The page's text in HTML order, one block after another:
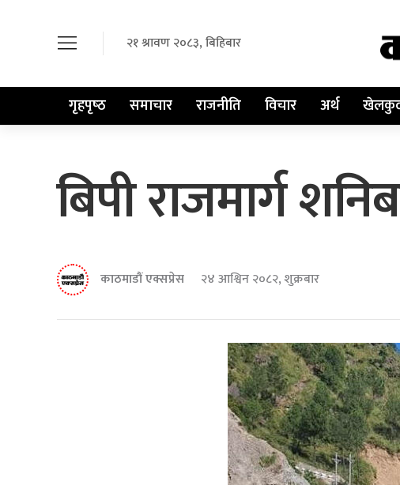
२१ श्रावण २०८३, बिहिबार
गृहपृष्‍ठ समाचार राजनीति विचार अर्थ
बिपी राजमार्ग
काठमाडौं एक्सप्रेस २४ आश्विन २०८२, शुक्रबार